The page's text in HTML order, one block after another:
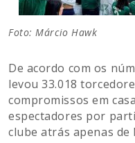
Foto: Márcio Hawk
De acordo com os
levou 33.018
compromissos em
espectadores por
clube atrás apenas